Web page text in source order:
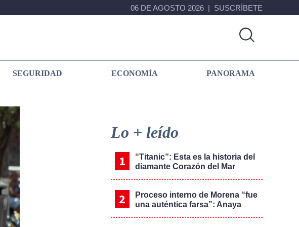
06 DE AGOSTO 2026 SUSCRÍBETE
SEGURIDAD ECONOMÍA PANORAMA
Sidebar
Lo + leído
“Titanic”: Esta es la historia del
diamante Corazón del Mar
Proceso interno de Morena “fue
una auténtica farsa”: Anaya